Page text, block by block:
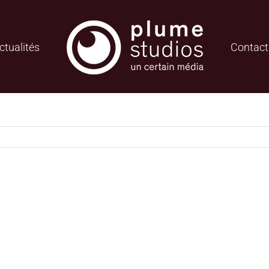
Contact